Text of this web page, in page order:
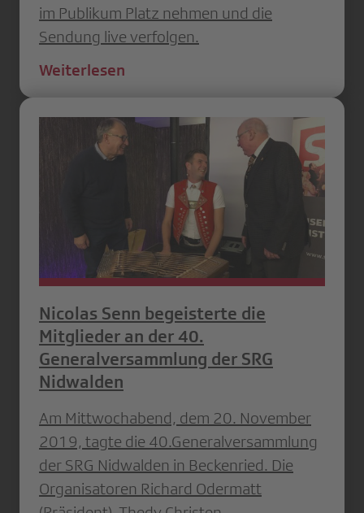
im Publikum Platz nehmen und die
Sendung live verfolgen.
Weiterlesen
Nicolas Senn begeisterte die
Mitglieder an der 40.
Generalversammlung der SRG
Nidwalden
Am Mittwochabend, dem 20. November
2019, tagte die 40.Generalversammlung
der SRG Nidwalden in Beckenried. Die
Organisatoren Richard Odermatt